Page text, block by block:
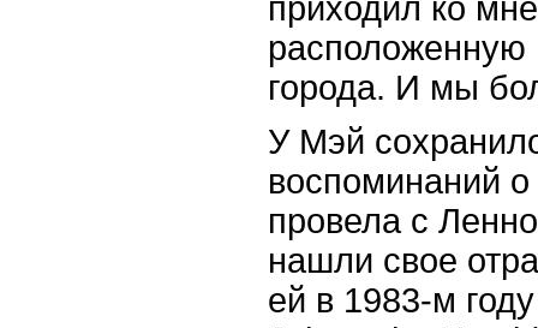
приходил ко
расположенную
города. И мы
У Мэй
воспоминаний
провела с
нашли свое
ей в 1983-м